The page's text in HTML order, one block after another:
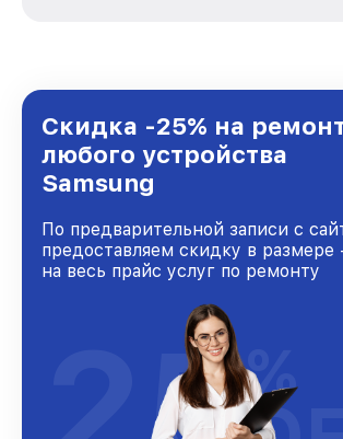
городе Казани, постоянно
доверия и лояльности наших
Скидка -25% на
любого устройства
Samsung
По предварительной записи с
предоставляем скидку в размере
на весь прайс услуг по ремонту
%